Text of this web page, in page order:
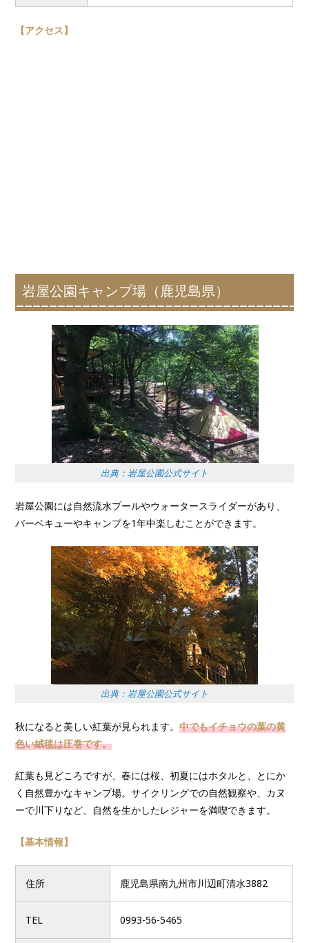
【アクセス】
岩屋公園キャンプ場（鹿児島県）
出典：岩屋公園公式サイト
岩屋公園には自然流水プールやウォータースライダーがあり、
バーベキューやキャンプを1年中楽しむことができます。
出典：岩屋公園公式サイト
秋になると美しい紅葉が見られます。中でもイチョウの葉の黄
色い絨毯は圧巻です。
紅葉も見どころですが、春には桜、初夏にはホタルと、とにか
く自然豊かなキャンプ場。サイクリングでの自然観察や、カヌ
ーで川下りなど、自然を生かしたレジャーを満喫できます。
【基本情報】
住所 鹿児島県南九州市川辺町清水3882
TEL 0993-56-5465